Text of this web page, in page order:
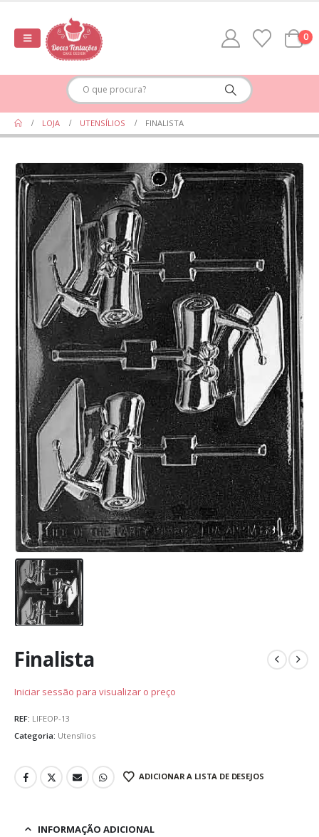
0
LOJA UTENSÍLIOS FINALISTA
Finalista
Iniciar sessão para visualizar o preço
REF: LIFEOP-13
Categoria: Utensílios
ADICIONAR A LISTA DE DESEJOS
INFORMAÇÃO ADICIONAL